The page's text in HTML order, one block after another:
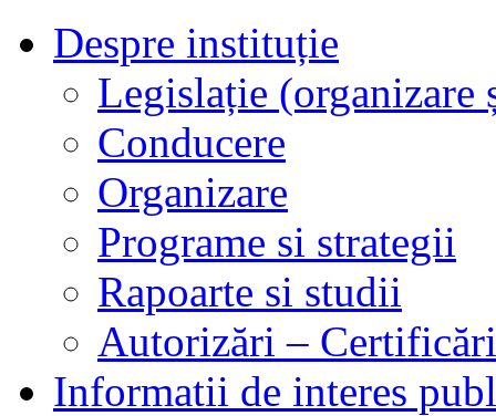
Despre instituție
Legislație
Conducere
Organizare
Programe si strategii
Rapoarte si studii
Autorizări –
Informatii de interes